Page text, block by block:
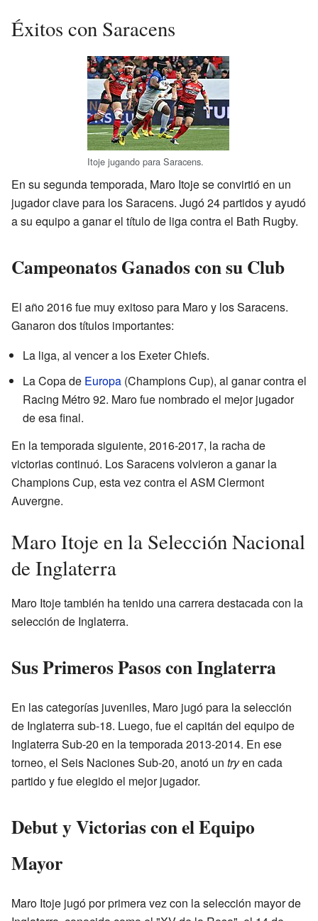
Éxitos con Saracens
Itoje jugando para Saracens.
En su segunda temporada, Maro Itoje se convirtió en un
jugador clave para los Saracens. Jugó 24 partidos y ayudó
a su equipo a ganar el título de liga contra el Bath Rugby.
Campeonatos Ganados con su Club
El año 2016 fue muy exitoso para Maro y los Saracens.
Ganaron dos títulos importantes:
La liga, al vencer a los Exeter Chiefs.
La Copa de Europa (Champions Cup), al ganar contra el
Racing Métro 92. Maro fue nombrado el mejor jugador
de esa final.
En la temporada siguiente, 2016-2017, la racha de
victorias continuó. Los Saracens volvieron a ganar la
Champions Cup, esta vez contra el ASM Clermont
Auvergne.
Maro Itoje en la Selección Nacional
de Inglaterra
Maro Itoje también ha tenido una carrera destacada con la
selección de Inglaterra.
Sus Primeros Pasos con Inglaterra
En las categorías juveniles, Maro jugó para la selección
de Inglaterra sub-18. Luego, fue el capitán del equipo de
Inglaterra Sub-20 en la temporada 2013-2014. En ese
torneo, el Seis Naciones Sub-20, anotó un tryen cada
partido y fue elegido el mejor jugador.
Debut y Victorias con el Equipo
Mayor
Maro Itoje jugó por primera vez con la selección mayor de